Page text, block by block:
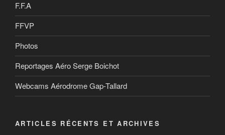
F.F.A
FFVP
Photos
Reportages Aéro Serge Boichot
Webcams Aérodrome Gap-Tallard
ARTICLES RÉCENTS ET ARCHIVES